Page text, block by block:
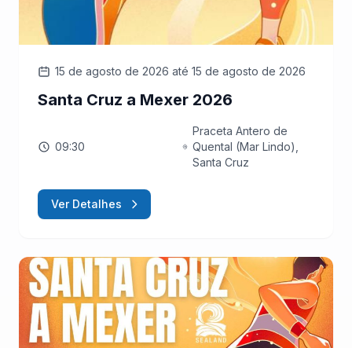
15 de agosto de 2026 até 15 de agosto de 2026
Santa Cruz a Mexer 2026
09:30
Praceta Antero de
Quental (Mar Lindo),
Santa Cruz
Ver Detalhes